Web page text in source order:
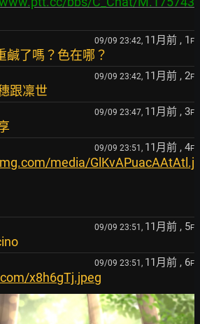
09/09 23:42, 11月前 , 1 F
鹹了嗎？色在哪？
09/09 23:42, 11月前 , 2F
跟凜世
09/09 23:47, 11月前 , 3F
09/09 23:51, 11月前 , 4F
media/GlKvAPuacAAtAtl.j
09/09 23:51, 11月前 , 5F
09/09 23:51, 11月前 , 6F
x8h6gTj.jpeg